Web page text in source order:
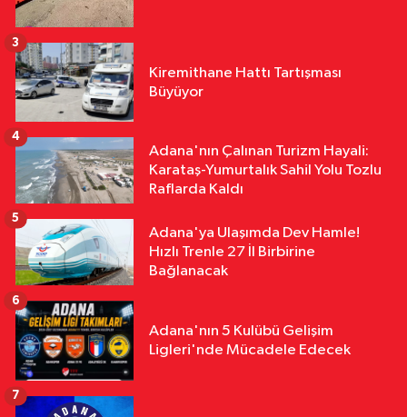
Kiremithane Hattı Tartışması
Büyüyor
3
Adana'nın Çalınan Turizm Hayali:
Karataş-Yumurtalık Sahil Yolu Tozlu
Raflarda Kaldı
4
Adana'ya Ulaşımda Dev Hamle!
Hızlı Trenle 27 İl Birbirine
Bağlanacak
5
Adana'nın 5 Kulübü Gelişim
Ligleri'nde Mücadele Edecek
6
7